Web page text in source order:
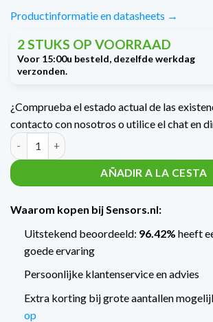
Productinformatie en datasheets →
2 STUKS OP VOORRAAD
¿Comprueba el estado actual de las
contacto con nosotros o utilice el chat en
Cantidad Trafag Piston Drukschakelaars
AÑADIR A LA CESTA
Waarom kopen bij Sensors.nl:
Uitstekend beoordeeld: 96.42% heeft
goede ervaring
Persoonlijke klantenservice en advies
Extra korting bij grote aantallen
op